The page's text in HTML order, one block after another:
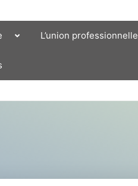
L’union professionnelle